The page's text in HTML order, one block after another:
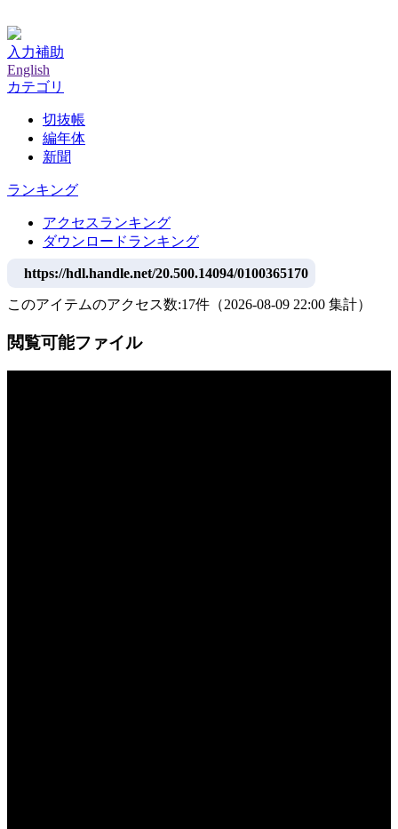
入力補助
English
カテゴリ
切抜帳
編年体
新聞
ランキング
アクセスランキング
ダウンロードランキング
https://hdl.handle.net/20.500.14094/0100365170
このアイテムのアクセス数:17件 （2026-08-09 22:00 集計）
閲覧可能ファイル